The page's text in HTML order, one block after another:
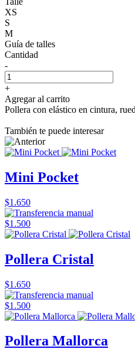
XS
S
M
Guía de talles
Cantidad
-
+
Agregar al carrito
Pollera con elástico en cintura,
También te puede interesar
Mini Pocket
$1.650
$1.500
Pollera Cristal
$1.650
$1.500
Pollera Mallorca